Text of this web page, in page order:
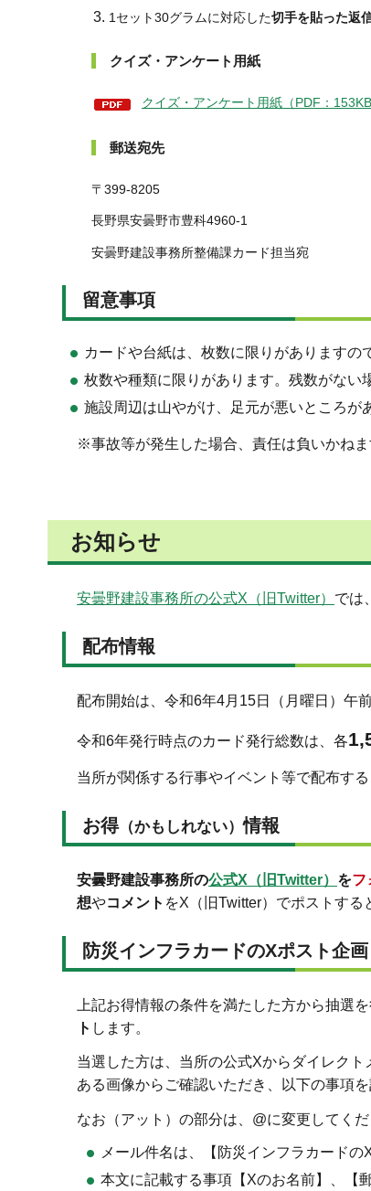
1セット30グラムに対応した切手を貼った返
クイズ・アンケート用紙
クイズ・アンケート用紙（PDF：153KB
郵送宛先
〒399-8205
長野県安曇野市豊科4960-1
安曇野建設事務所整備課カード担当宛
留意事項
カードや台紙は、枚数に限りがありますの
枚数や種類に限りがあります。残数がない
施設周辺は山やがけ、足元が悪いところが
※事故等が発生した場合、責任は負いかね
お知らせ
安曇野建設事務所の公式X（旧Twitter） では
配布情報
配布開始は、令和6年4月15日（月曜日）午
令和6年発行時点のカード発行総数は、各
当所が関係する行事やイベント等で配布する
お得（かもしれない）情報
安曇野建設事務所の公式X（旧Twitter） をフ
想やコメント をX（旧Twitter）でポストする
防災インフラカードのXポスト企画
上記お得情報の条件を満たした方から抽選を
ト します。
当選した方は、当所の公式Xからダイレク
ある画像からご確認いただき、以下の事項
なお（アット）の部分は、@に変更してく
メール件名は、【防災インフラカードの
本文に記載する事項【Xのお名前】、【